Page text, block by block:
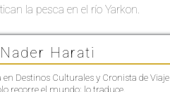
la pesca en el río Yarkon.
Harati
en Destinos Culturales y Cronista de
recorre el mundo; lo traduce.